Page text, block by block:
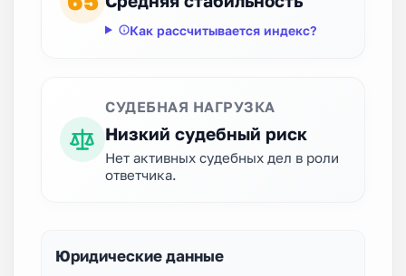
Как рассчитывается индекс?
СУДЕБНАЯ НАГРУЗКА
Низкий судебный риск
Нет активных судебных дел в роли
ответчика.
Юридические данные